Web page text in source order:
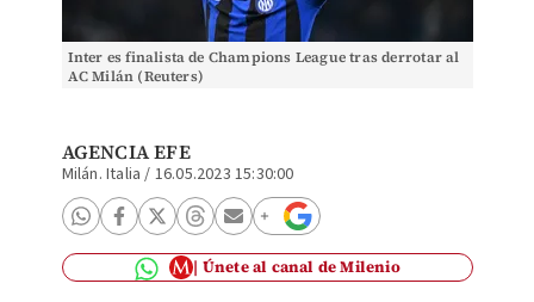
Inter es finalista de Champions League tras derrotar al
AC Milán (Reuters)
AGENCIA EFE
Milán. Italia / 16.05.2023 15:30:00
Únete al canal de Milenio